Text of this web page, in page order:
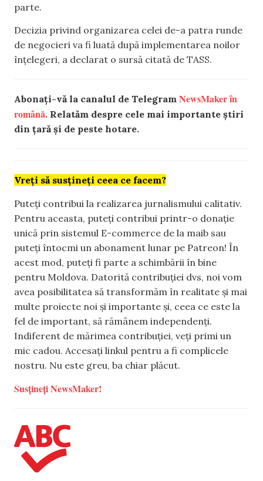
parte.
Decizia privind organizarea celei de-a patra runde
de negocieri va fi luată după implementarea noilor
înțelegeri, a declarat o sursă citată de TASS.
Abonați-vă la canalul de Telegram NewsMaker în
română. Relatăm despre cele mai importante știri
din țară și de peste hotare.
Vreți să susțineți ceea ce facem?
Puteți contribui la realizarea jurnalismului calitativ.
Pentru aceasta, puteți contribui printr-o donație
unică prin sistemul E-commerce de la maib sau
puteți întocmi un abonament lunar pe Patreon! În
acest mod, puteți fi parte a schimbării în bine
pentru Moldova. Datorită contribuției dvs, noi vom
avea posibilitatea să transformăm în realitate și mai
multe proiecte noi și importante și, ceea ce este la
fel de important, să rămânem independenți.
Indiferent de mărimea contribuției, veți primi un
mic cadou. Accesați linkul pentru a fi complicele
nostru. Nu este greu, ba chiar plăcut.
Susțineți NewsMaker!